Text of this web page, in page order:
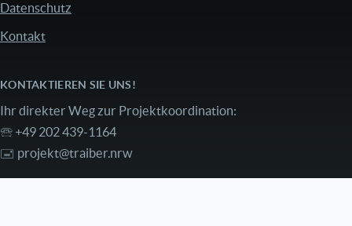
Datenschutz
Kontakt
KONTAKTIEREN SIE UNS!
Ihr direkter Weg zur Projektkoordination:
🕾 +49 202 439-1164
🖃 projekt@traiber.nrw